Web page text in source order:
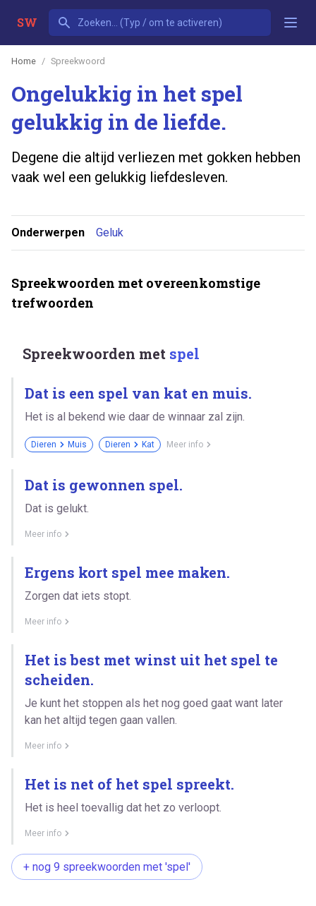
SW
Home Spreekwoord
Ongelukkig in het spel
gelukkig in de liefde.
Degene die altijd verliezen met gokken hebben
vaak wel een gelukkig liefdesleven.
Onderwerpen Geluk
Spreekwoorden met overeenkomstige
trefwoorden
Spreekwoorden met spel
Dat is een spel van kat en muis.
Het is al bekend wie daar de winnaar zal zijn.
Dieren Muis Dieren Kat Meer info
Dat is gewonnen spel.
Dat is gelukt.
Meer info
Ergens kort spel mee maken.
Zorgen dat iets stopt.
Meer info
Het is best met winst uit het spel te
scheiden.
Je kunt het stoppen als het nog goed gaat want later
kan het altijd tegen gaan vallen.
Meer info
Het is net of het spel spreekt.
Het is heel toevallig dat het zo verloopt.
Meer info
+ nog 9 spreekwoorden met 'spel'